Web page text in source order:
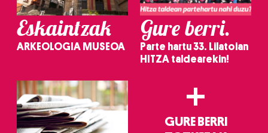
Eskaintzak
ARKEOLOGIA MUSEOA
Gure berri.
Parte hartu 33. Lilatoian
HITZA taldearekin!
+
GURE BERRI